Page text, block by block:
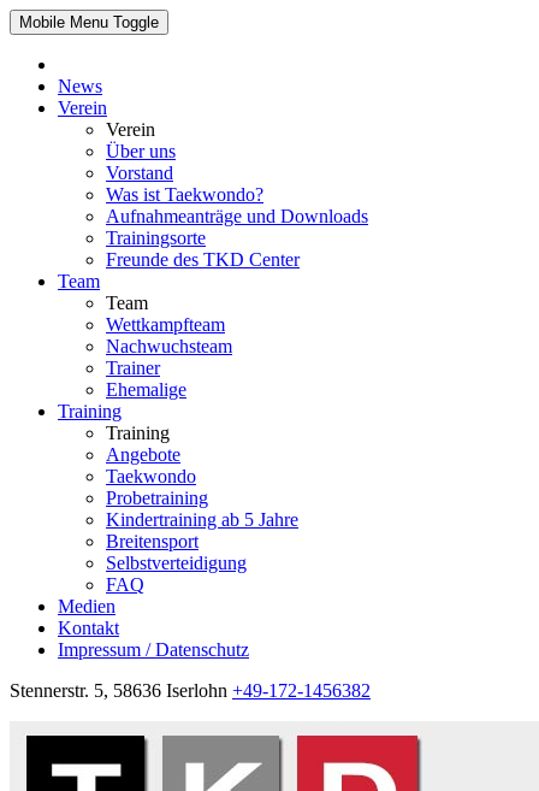
Mobile Menu Toggle
News
Verein
Verein
Über uns
Vorstand
Was ist Taekwondo?
Aufnahmeanträge und Downloads
Trainingsorte
Freunde des TKD Center
Team
Team
Wettkampfteam
Nachwuchsteam
Trainer
Ehemalige
Training
Training
Angebote
Taekwondo
Probetraining
Kindertraining ab 5 Jahre
Breitensport
Selbstverteidigung
FAQ
Medien
Kontakt
Impressum / Datenschutz
Stennerstr. 5, 58636 Iserlohn +49-172-1456382